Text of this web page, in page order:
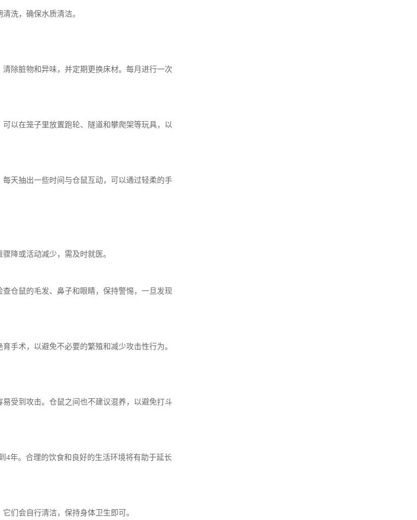
洗，确保水质清洁。
除脏物和异味，并定期更换床材。每月进行一次
以在笼子里放置跑轮、隧道和攀爬架等玩具，以
天抽出一些时间与仓鼠互动，可以通过轻柔的手
降或活动减少，需及时就医。
仓鼠的毛发、鼻子和眼睛，保持警惕，一旦发现
手术，以避免不必要的繁殖和减少攻击性行为。
受到攻击。仓鼠之间也不建议混养，以避免打斗
4年。合理的饮食和良好的生活环境将有助于延长
们会自行清洁，保持身体卫生即可。